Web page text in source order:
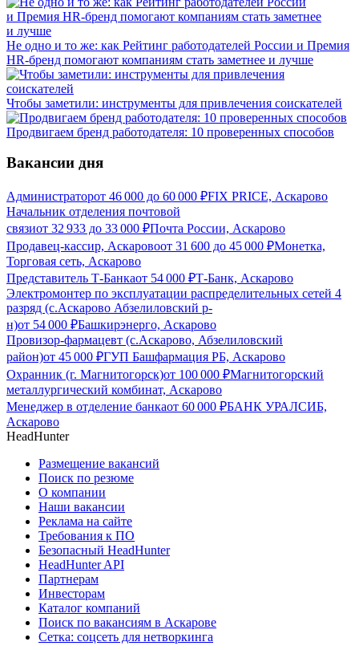
Не одно и то же: как Рейтинг работодателей России и Премия
HR-бренд помогают компаниям стать заметнее и лучше
Чтобы заметили: инструменты для привлечения соискателей
Продвигаем бренд работодателя: 10 проверенных способов
Вакансии дня
Администраторот 46 000 до 60 000 ₽FIX PRICE, Аскарово
Начальник отделения почтовой
связиот 32 933 до 33 000 ₽Почта России, Аскарово
Продавец-кассир, Аскаровоот 31 600 до 45 000 ₽Монетка,
Торговая сеть, Аскарово
Представитель Т-Банкаот 54 000 ₽Т-Банк, Аскарово
Электромонтер по эксплуатации распределительных сетей 4
разряд (с.Аскарово Абзелиловский р-
н)от 54 000 ₽Башкирэнерго, Аскарово
Провизор-фармацевт (с.Аскарово, Абзелиловский
район)от 45 000 ₽ГУП Башфармация РБ, Аскарово
Охранник (г. Магнитогорск)от 100 000 ₽Магнитогорский
металлургический комбинат, Аскарово
Менеджер в отделение банкаот 60 000 ₽БАНК УРАЛСИБ,
Аскарово
HeadHunter
Размещение вакансий
Поиск по резюме
О компании
Наши вакансии
Реклама на сайте
Требования к ПО
Безопасный HeadHunter
HeadHunter API
Партнерам
Инвесторам
Каталог компаний
Поиск по вакансиям в Аскарове
Сетка: соцсеть для нетворкинга